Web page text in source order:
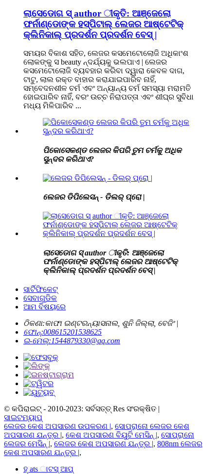
ଲାସେଡୋଗ ସ୍ author ୀକୃତି: ଆଞ୍ଜେଲୋ
ଫର୍ନାଣ୍ଡୋଙ୍କ ହସ୍ପିଟାଲ୍ ଲେଜର ଆଷ୍ଟେଟିକ୍
କ୍ଲିନିକାଲ୍ ପ୍ରଦର୍ଶନ ପ୍ରଦର୍ଶନ ବେସ୍ |
ସମୟର ବିକାଶ ସହିତ, ଲେଜର କସମେଟୋଲୋଜି ଅଧିକାଂଶ
ଲୋକଙ୍କୁ ସ beauty ନ୍ଦର୍ଯ୍ୟକୁ ଭଲପାଏ | ଲେଜର
କସମେଟୋଲୋଜି ବ୍ୟବହାର କରିବା ଦ୍ୱାରା କେବଳ ଦାଗ,
ଟାଟୁ, ଲାଲ ରକ୍ତ ବାହାର କରାଯାଇପାରିବ ନାହିଁ,
ସମ୍ବେଦନଶୀଳ ଚର୍ମ ଏବଂ ଅନ୍ୟାନ୍ୟ ଚର୍ମ ସମସ୍ୟା ମରାମତି
ହୋଇପାରିବ ନାହିଁ, ବରଂ ଉଚ୍ଚ ନିରାପତ୍ତା ଏବଂ ଶୀଘ୍ର ସୁବିଧା
ମଧ୍ୟ ମିଳିପାରିବ ...
ପିକୋସେକଣ୍ଡ ଲେଜର କିପରି ତୁମ ଚର୍ମକୁ ଅଧିକ
ସୁନ୍ଦର କରିଥାଏ?
ଲେଜର ଡିପିଲେସନ୍ - ଡିଲର୍ ପ୍ରୋ |
ଲାସେଡୋଗ ସ୍ author ୀକୃତି: ଆଞ୍ଜେଲୋ
ଫର୍ନାଣ୍ଡୋଙ୍କ ହସ୍ପିଟାଲ୍ ଲେଜର ଆଷ୍ଟେଟିକ୍
କ୍ଲିନିକାଲ୍ ପ୍ରଦର୍ଶନ ପ୍ରଦର୍ଶନ ବେସ୍ |
ସାର୍ଟିଫିକେଟ୍
ସେବାଗୁଡିକ
ଆମ ବିଷୟରେ
ଠିକଣା:କାଫା ଇଣ୍ଟରନ୍ୟାସନାଲ, ଶୁନି ଜିଲ୍ଲା, ବେଜିଂ |
ଫୋନ୍:008615201538625
ଇ-ମେଲ୍:1544879330@qq.com
© କପିରାଇଟ୍ - 2010-2023: ସର୍ବସତ୍ତ୍ Res ସଂରକ୍ଷିତ |
ସାଇଟମ୍ୟାପ୍
ଲେଜର କେଶ ଅପସାରଣ ଉପକରଣ |, ସୋପ୍ରାନୋ ଲେଜର କେଶ
ଅପସାରଣ ଯନ୍ତ୍ର |, କେଶ ଅପସାରଣ ବିୟୁଟି ମେସିନ୍ |, ସୋପ୍ରାନୋ
ଲେଜର ମେସିନ୍ |, ଲେଜର କେଶ ଅପସାରଣ ଯନ୍ତ୍ର |, 808nm ଲେଜର
କେଶ ଅପସାରଣ ଯନ୍ତ୍ର |,
ହ୍ ats ାଟସ୍ ଆପ୍